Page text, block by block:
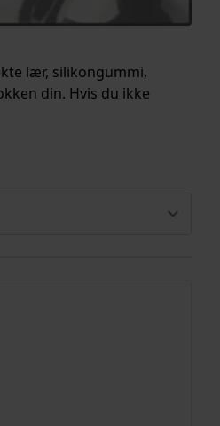
lær, silikongummi,
din. Hvis du ikke